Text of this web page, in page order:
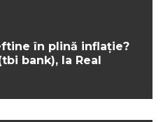
în plină inflație?
bank), la Real